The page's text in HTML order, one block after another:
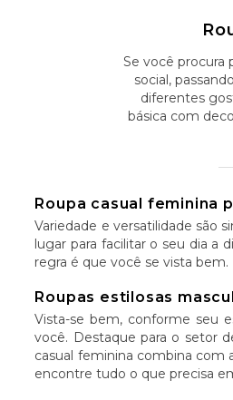
Se você procura
social,
diferentes
básica com
Roupa casual feminina
Variedade e versatilidade são
lugar para facilitar o seu dia a
regra é que você se vista bem.
Roupas estilosas
Vista-se bem, conforme seu
você. Destaque para o setor
casual feminina combina com
encontre tudo o que precisa